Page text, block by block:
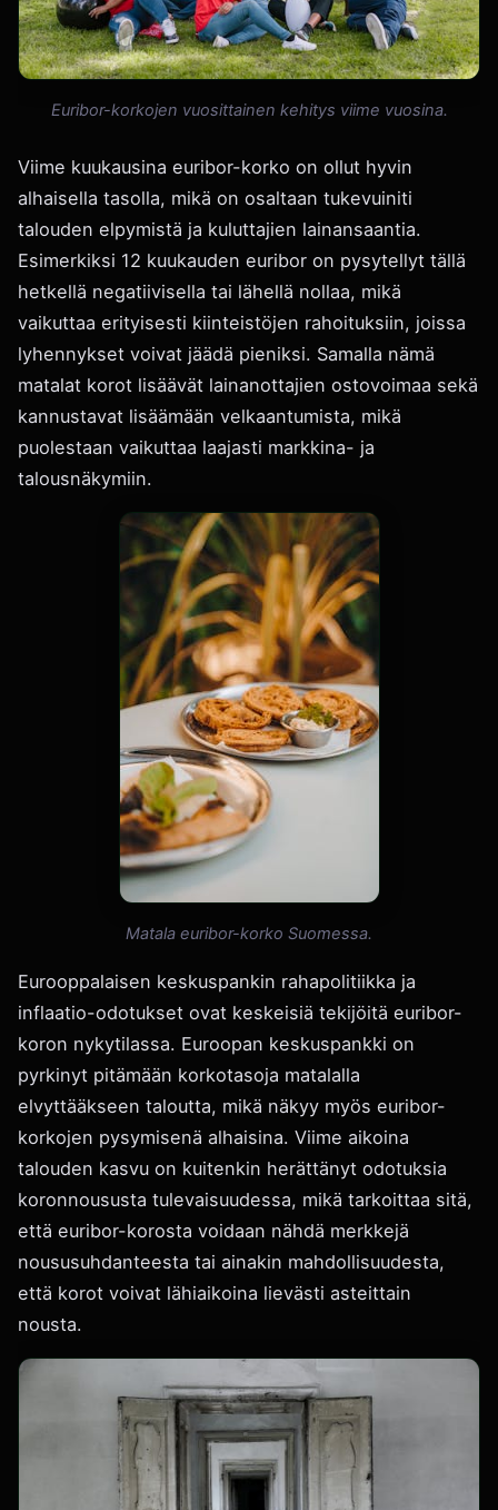
Euribor-korkojen vuosittainen kehitys viime vuosina.
Viime kuukausina euribor-korko on ollut hyvin
alhaisella tasolla, mikä on osaltaan tukevuiniti
talouden elpymistä ja kuluttajien lainansaantia.
Esimerkiksi 12 kuukauden euribor on pysytellyt tällä
hetkellä negatiivisella tai lähellä nollaa, mikä
vaikuttaa erityisesti kiinteistöjen rahoituksiin, joissa
lyhennykset voivat jäädä pieniksi. Samalla nämä
matalat korot lisäävät lainanottajien ostovoimaa sekä
kannustavat lisäämään velkaantumista, mikä
puolestaan vaikuttaa laajasti markkina- ja
talousnäkymiin.
Matala euribor-korko Suomessa.
Eurooppalaisen keskuspankin rahapolitiikka ja
inflaatio-odotukset ovat keskeisiä tekijöitä euribor-
koron nykytilassa. Euroopan keskuspankki on
pyrkinyt pitämään korkotasoja matalalla
elvyttääkseen taloutta, mikä näkyy myös euribor-
korkojen pysymisenä alhaisina. Viime aikoina
talouden kasvu on kuitenkin herättänyt odotuksia
koronnoususta tulevaisuudessa, mikä tarkoittaa sitä,
että euribor-korosta voidaan nähdä merkkejä
noususuhdanteesta tai ainakin mahdollisuudesta,
että korot voivat lähiaikoina lievästi asteittain
nousta.